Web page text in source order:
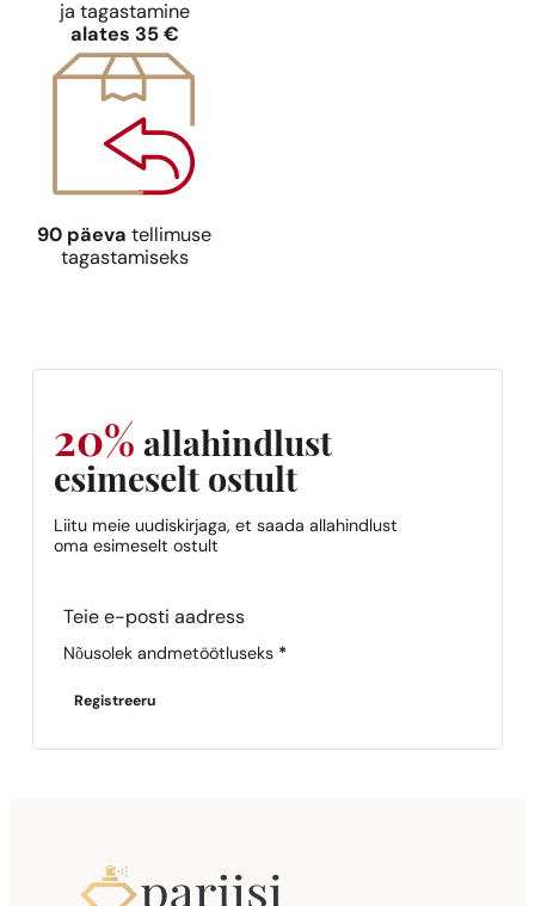
ja tagastamine
alates 35 €
90 päeva tellimuse
tagastamiseks
20% allahindlust
esimeselt ostult
Liitu meie uudiskirjaga, et saada allahindlust
oma esimeselt ostult
Section
Nõusolek andmetöötluseks *
Registreeru